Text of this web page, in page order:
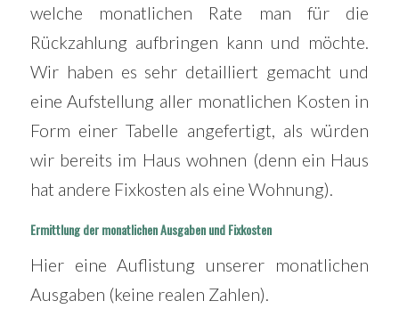
welche monatlichen Rate man für die
Rückzahlung aufbringen kann und möchte.
Wir haben es sehr detailliert gemacht und
eine Aufstellung aller monatlichen Kosten in
Form einer Tabelle angefertigt, als würden
wir bereits im Haus wohnen (denn ein Haus
hat andere Fixkosten als eine Wohnung).
Ermittlung der monatlichen Ausgaben und Fixkosten
Hier eine Auflistung unserer monatlichen
Ausgaben (keine realen Zahlen).